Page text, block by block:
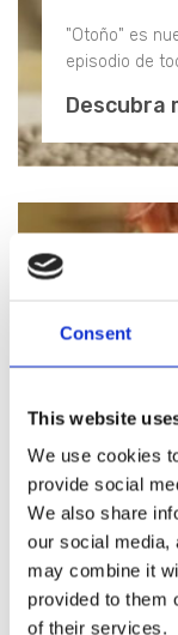
Consent
This website
We use cookies
provide social
We also share
our social media,
may combine it
provided to them
of their services.
"Otoño" es
episodio de
Descubra